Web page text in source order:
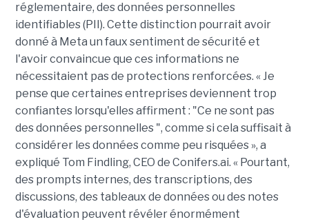
réglementaire, des données personnelles
identifiables (PII). Cette distinction pourrait avoir
donné à Meta un faux sentiment de sécurité et
l'avoir convaincue que ces informations ne
nécessitaient pas de protections renforcées. « Je
pense que certaines entreprises deviennent trop
confiantes lorsqu'elles affirment : "Ce ne sont pas
des données personnelles ", comme si cela suffisait à
considérer les données comme peu risquées », a
expliqué Tom Findling, CEO de Conifers.ai. « Pourtant,
des prompts internes, des transcriptions, des
discussions, des tableaux de données ou des notes
d'évaluation peuvent révéler énormément